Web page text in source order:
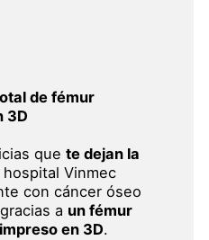
de fémur
3D
que te dejan la
hospital Vinmec
con cáncer óseo
a un fémur
en 3D.